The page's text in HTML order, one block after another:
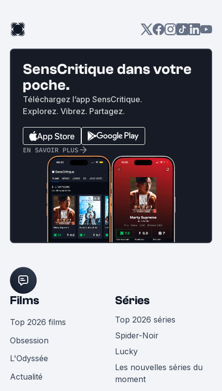
SensCritique dans votre
poche.
Téléchargez l’app SensCritique.
Explorez. Vibrez. Partagez.
EN SAVOIR PLUS
Films
Top 2026 films
Obsession
L'Odyssée
Actualité
Séries
Top 2026 séries
Spider-Noir
Lucky
Les nouvelles séries du
moment